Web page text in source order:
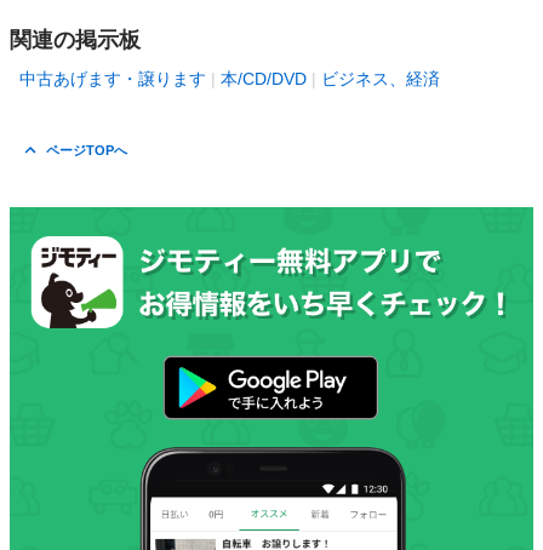
関連の掲示板
中古あげます・譲ります 本/CD/DVD ビジネス、経済
ページTOPへ